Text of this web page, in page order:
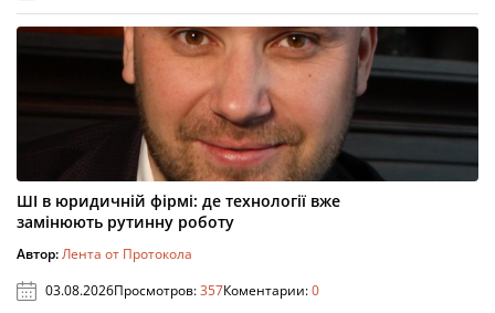
ШІ в юридичній фірмі: де технології вже
замінюють рутинну роботу
Автор:Лента от Протокола
03.08.2026Просмотров:357Коментарии:0